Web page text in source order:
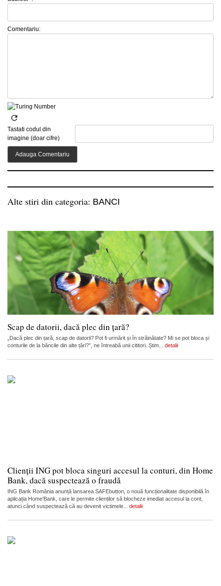
Comentariu:
Tastati codul din
imagine (doar cifre)
Alte stiri din categoria: BANCI
Scap de datorii, dacă plec din țară?
„Dacă plec din țară, scap de datorii? Pot fi urmărit și în străinătate? Mi se pot bloca și
conturile de la băncile din alte țări?”, ne întreabă unii cititori. Știm... detalii
Clienții ING pot bloca singuri accesul la conturi, din Home
Bank, dacă suspectează o fraudă
ING Bank România anunță lansarea SAFEbutton, o nouă funcționalitate disponibilă în
aplicația Home'Bank, care le permite clienților să blocheze imediat accesul la cont,
atunci când suspectează că au devenit victimele... detalii